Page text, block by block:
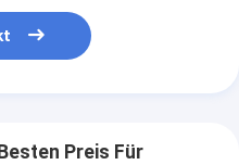
Preis Für